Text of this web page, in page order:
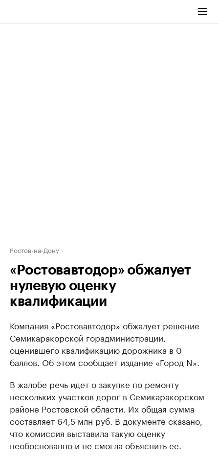
Ростов-на-Дону
«Ростовавтодор» обжалует
нулевую оценку
квалификации
Компания «Ростовавтодор» обжалует решение
Семикаракорской горадминистрации,
оценившего квалификацию дорожника в 0
баллов. Об этом сообщает издание «Город N».
В жалобе речь идет о закупке по ремонту
нескольких участков дорог в Семикаракорском
районе Ростовской области. Их общая сумма
составляет 64,5 млн руб. В документе сказано,
что комиссия выставила такую оценку
необоснованно и не смогла объяснить ее.